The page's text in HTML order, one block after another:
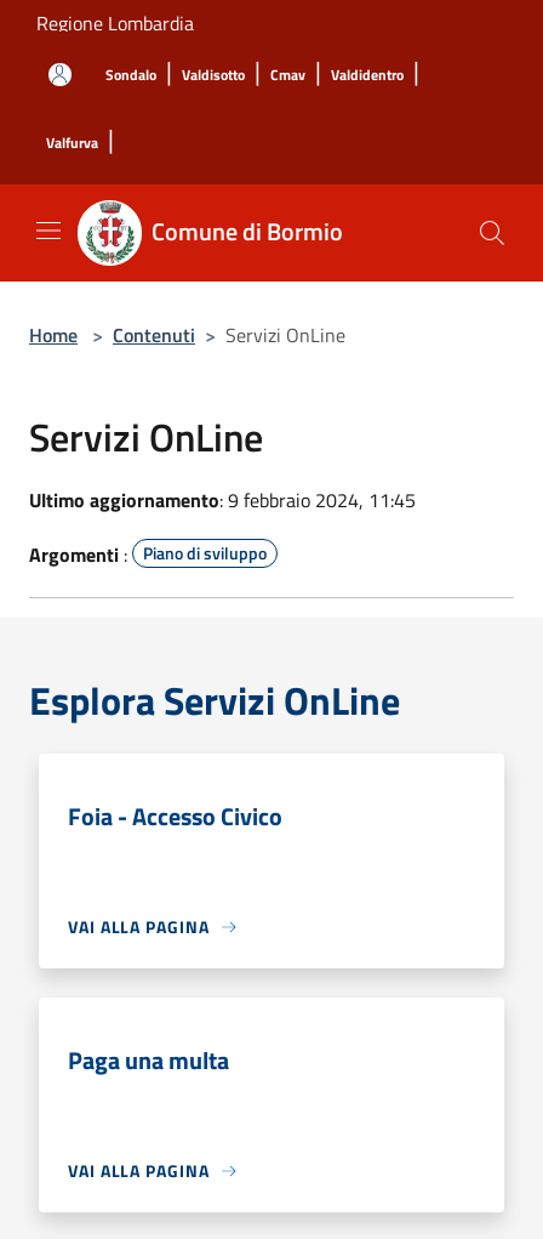
Salta al contenuto principale
Regione Lombardia
Sondalo | Valdisotto | Cmav | Valdidentro |
Valfurva |
Comune di Bormio
Home > Contenuti > Servizi OnLine
Servizi OnLine
Ultimo aggiornamento: 9 febbraio 2024, 11:45
Argomenti : Piano di sviluppo
Esplora Servizi OnLine
Foia - Accesso Civico
VAI ALLA PAGINA
Paga una multa
VAI ALLA PAGINA